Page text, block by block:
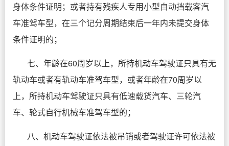
身体条件证明；或者持有残疾人专用小型自动挡载客汽
车准驾车型，在三个记分周期结束后一年内未提交身体
条件证明的；
七、年龄在60周岁以上，所持机动车驾驶证只具有无
轨动车或者有轨动车准驾车型，或者年龄在70周岁以
上，所持机动车驾驶证只具有低速载货汽车、三轮汽
车、轮式自行机械车准驾车型的；
八、机动车驾驶证依法被吊销或者驾驶证许可依法被